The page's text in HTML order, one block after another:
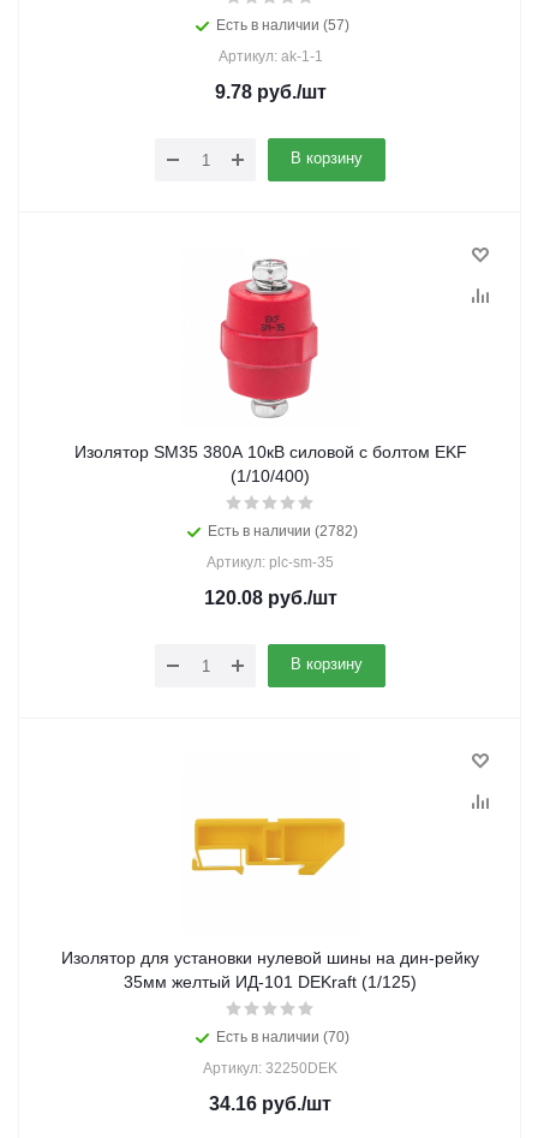
Есть в наличии (57)
Артикул: ak-1-1
9.78руб./шт
В корзину
Изолятор SM35 380А 10кВ силовой с болтом EKF
(1/10/400)
Есть в наличии (2782)
Артикул: plc-sm-35
120.08руб./шт
В корзину
Изолятор для установки нулевой шины на дин-рейку
35мм желтый ИД-101 DEKraft (1/125)
Есть в наличии (70)
Артикул: 32250DEK
34.16 руб./шт